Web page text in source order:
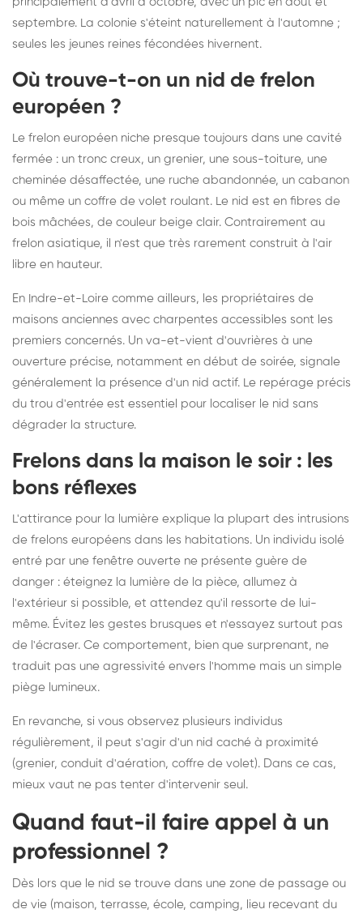
septembre. La colonie s'éteint naturellement à l'automne ;
seules les jeunes reines fécondées hivernent.
Où trouve-t-on un nid de frelon
européen ?
Le frelon européen niche presque toujours dans une cavité
fermée : un tronc creux, un grenier, une sous-toiture, une
cheminée désaffectée, une ruche abandonnée, un cabanon
ou même un coffre de volet roulant. Le nid est en fibres de
bois mâchées, de couleur beige clair. Contrairement au
frelon asiatique, il n'est que très rarement construit à l'air
libre en hauteur.
En Indre-et-Loire comme ailleurs, les propriétaires de
maisons anciennes avec charpentes accessibles sont les
premiers concernés. Un va-et-vient d'ouvrières à une
ouverture précise, notamment en début de soirée, signale
généralement la présence d'un nid actif. Le repérage précis
du trou d'entrée est essentiel pour localiser le nid sans
dégrader la structure.
Frelons dans la maison le soir : les
bons réflexes
L'attirance pour la lumière explique la plupart des intrusions
de frelons européens dans les habitations. Un individu isolé
entré par une fenêtre ouverte ne présente guère de
danger : éteignez la lumière de la pièce, allumez à
l'extérieur si possible, et attendez qu'il ressorte de lui-
même. Évitez les gestes brusques et n'essayez surtout pas
de l'écraser. Ce comportement, bien que surprenant, ne
traduit pas une agressivité envers l'homme mais un simple
piège lumineux.
En revanche, si vous observez plusieurs individus
régulièrement, il peut s'agir d'un nid caché à proximité
(grenier, conduit d'aération, coffre de volet). Dans ce cas,
mieux vaut ne pas tenter d'intervenir seul.
Quand faut-il faire appel à un
professionnel ?
Dès lors que le nid se trouve dans une zone de passage ou
de vie (maison, terrasse, école, camping, lieu recevant du